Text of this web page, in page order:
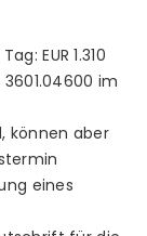
EUR 1.310
im
können aber
eines